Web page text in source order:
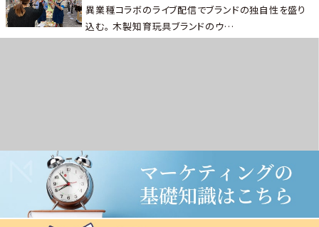
異業種コラボのライブ配信でブランドの独自性を盛り
込む。 木製知育玩具ブランドのウ…